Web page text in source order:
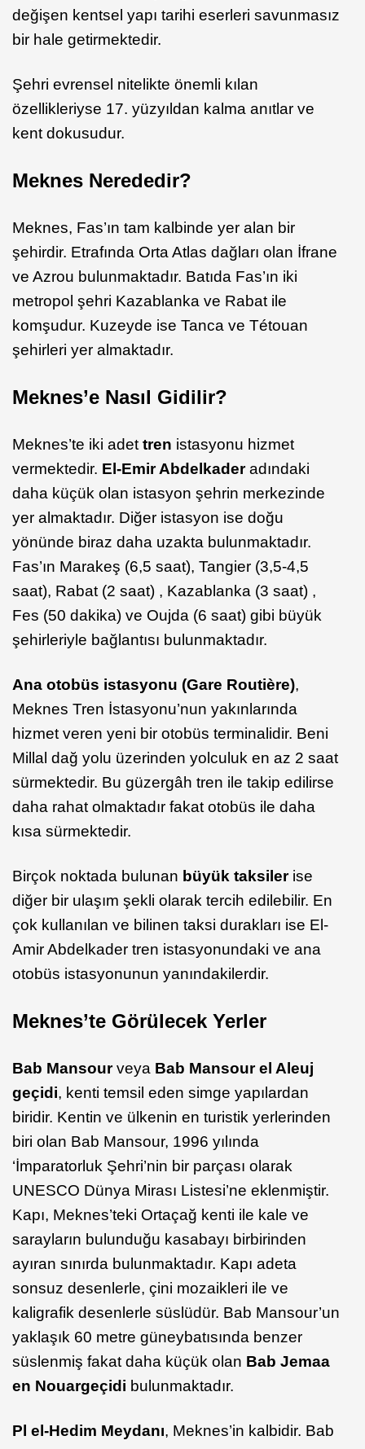
değişen kentsel yapı tarihi eserleri savunmasız
bir hale getirmektedir.
Şehri evrensel nitelikte önemli kılan
özellikleriyse 17. yüzyıldan kalma anıtlar ve
kent dokusudur.
Meknes Nerededir?
Meknes, Fas’ın tam kalbinde yer alan bir
şehirdir. Etrafında Orta Atlas dağları olan İfrane
ve Azrou bulunmaktadır. Batıda Fas’ın iki
metropol şehri Kazablanka ve Rabat ile
komşudur. Kuzeyde ise Tanca ve Tétouan
şehirleri yer almaktadır.
Meknes’e Nasıl Gidilir?
Meknes’te iki adet tren istasyonu hizmet
vermektedir. El-Emir Abdelkaderadındaki
daha küçük olan istasyon şehrin merkezinde
yer almaktadır. Diğer istasyon ise doğu
yönünde biraz daha uzakta bulunmaktadır.
Fas’ın Marakeş (6,5 saat), Tangier (3,5-4,5
saat), Rabat (2 saat) , Kazablanka (3 saat) ,
Fes (50 dakika) ve Oujda (6 saat) gibi büyük
şehirleriyle bağlantısı bulunmaktadır.
Ana otobüs istasyonu (Gare Routière),
Meknes Tren İstasyonu’nun yakınlarında
hizmet veren yeni bir otobüs terminalidir. Beni
Millal dağ yolu üzerinden yolculuk en az 2 saat
sürmektedir. Bu güzergâh tren ile takip edilirse
daha rahat olmaktadır fakat otobüs ile daha
kısa sürmektedir.
Birçok noktada bulunan büyük taksilerise
diğer bir ulaşım şekli olarak tercih edilebilir. En
çok kullanılan ve bilinen taksi durakları ise El-
Amir Abdelkader tren istasyonundaki ve ana
otobüs istasyonunun yanındakilerdir.
Meknes’te Görülecek Yerler
Bab Mansourveya Bab Mansour el Aleuj
geçidi, kenti temsil eden simge yapılardan
biridir. Kentin ve ülkenin en turistik yerlerinden
biri olan Bab Mansour, 1996 yılında
‘İmparatorluk Şehri’nin bir parçası olarak
UNESCO Dünya Mirası Listesi’ne eklenmiştir.
Kapı, Meknes’teki Ortaçağ kenti ile kale ve
sarayların bulunduğu kasabayı birbirinden
ayıran sınırda bulunmaktadır. Kapı adeta
sonsuz desenlerle, çini mozaikleri ile ve
kaligrafik desenlerle süslüdür. Bab Mansour’un
yaklaşık 60 metre güneybatısında benzer
süslenmiş fakat daha küçük olan Bab Jemaa
en Nouargeçidi bulunmaktadır.
Pl el-Hedim Meydanı, Meknes’in kalbidir. Bab